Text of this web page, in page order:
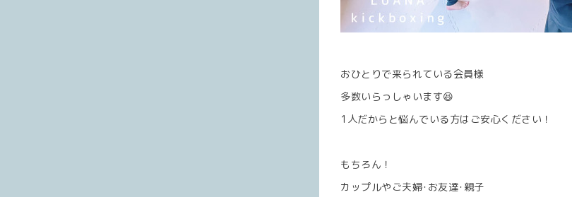
おひとりで来られている会員様
多数いらっしゃいます😆
1人だからと悩んでいる方はご安心ください！
もちろん！
カップルやご夫婦･お友達･親子